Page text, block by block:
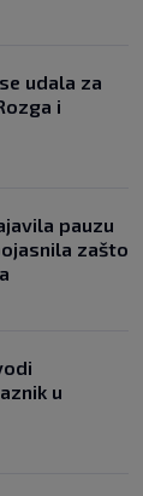
udala za
i
pauzu
zašto
u